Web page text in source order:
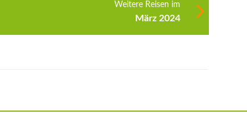
Weitere Reisen im
März 2024